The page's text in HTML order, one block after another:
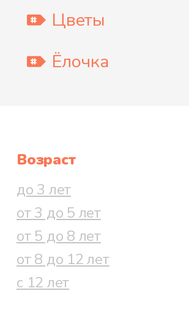
Цветы
Ёлочка
Возраст
до 3 лет
от 3 до 5 лет
от 5 до 8 лет
от 8 до 12 лет
с 12 лет